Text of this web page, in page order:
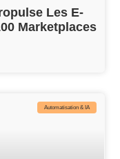
Les E-
Marketplaces
Automatisation & IA